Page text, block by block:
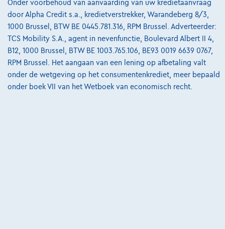
Vanaf €612,12 /maand
met een laatste maandaflossing
van€8.587,12
Ontdek het volledige cijfervoorbeeld
3390 Tielt-Winge,
Vergelijk
Onder voorbehoud van aanvaarding van uw kredietaanvraag
door Alpha Credit s.a., kredietverstrekker, Warandeberg 8/3,
1000 Brussel, BTW BE 0445.781.316, RPM Brussel. Adverteerder:
TCS Mobility S.A., agent in nevenfunctie, Boulevard Albert II 4,
B12, 1000 Brussel, BTW BE 1003.765.106, BE93 0019 6639 0767,
RPM Brussel. Het aangaan van een lening op afbetaling valt
onder de wetgeving op het consumentenkrediet, meer bepaald
onder boek VII van het Wetboek van economisch recht.